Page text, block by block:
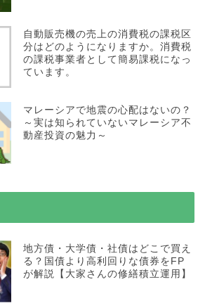
自動販売機の売上の消費税の課税区
分はどのようになりますか。消費税
の課税事業者として簡易課税になっ
ています。
マレーシアで地震の心配はないの？
～実は知られていないマレーシア不
動産投資の魅力～
地方債・大学債・社債はどこで買え
る？国債より高利回りな債券をFP
が解説【大家さんの修繕積立運用】